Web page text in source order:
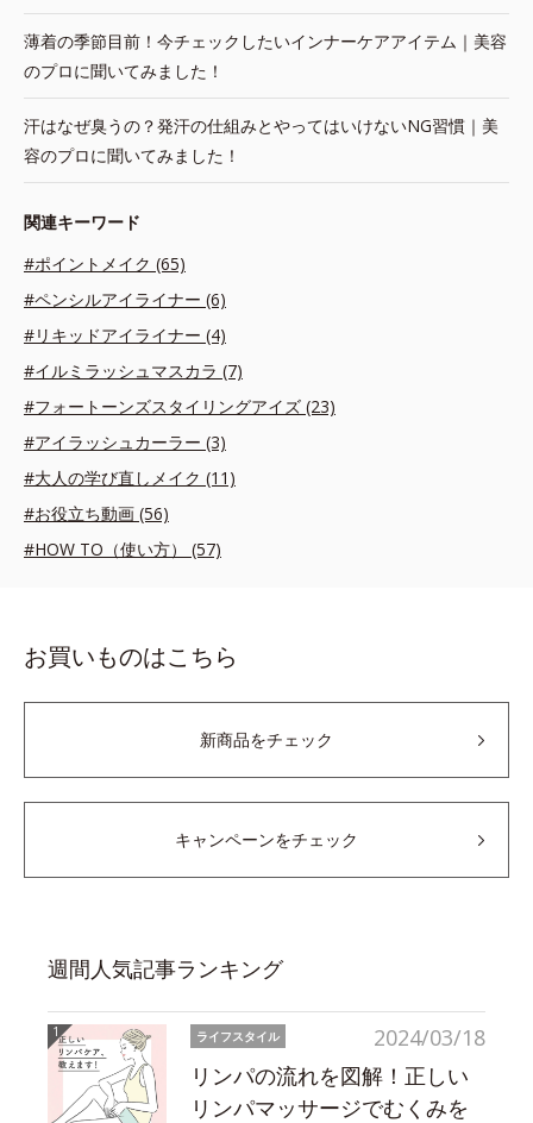
薄着の季節目前！今チェックしたいインナーケアアイテム｜美容
のプロに聞いてみました！
汗はなぜ臭うの？発汗の仕組みとやってはいけないNG習慣｜美
容のプロに聞いてみました！
関連キーワード
#ポイントメイク (65)
#ペンシルアイライナー (6)
#リキッドアイライナー (4)
#イルミラッシュマスカラ (7)
#フォートーンズスタイリングアイズ (23)
#アイラッシュカーラー (3)
#大人の学び直しメイク (11)
#お役立ち動画 (56)
#HOW TO（使い方） (57)
お買いものはこちら
新商品をチェック
キャンペーンをチェック
週間人気記事ランキング
2024/03/18
ライフスタイル
リンパの流れを図解！正しい
リンパマッサージでむくみを